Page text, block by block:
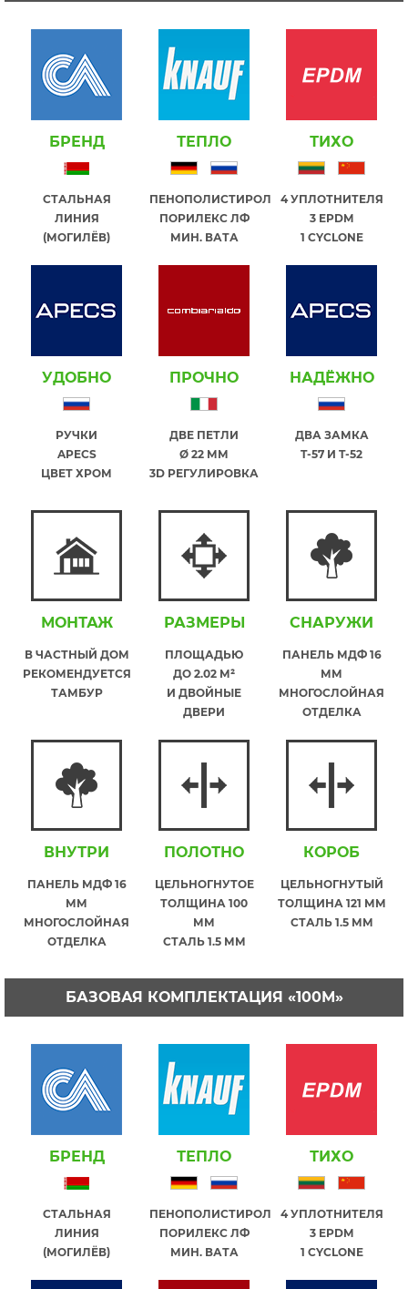
БРЕНД
СТАЛЬНАЯ
ЛИНИЯ
(МОГИЛЁВ)
ТЕПЛО
ПЕНОПОЛИСТИРОЛ
ПОРИЛЕКС ЛФ
МИН. ВАТА
ТИХО
4 УПЛОТНИТЕЛЯ
3 EPDM
1 СYCLONE
УДОБНО
РУЧКИ
APECS
ЦВЕТ ХРОМ
ПРОЧНО
ДВЕ ПЕТЛИ
Ø 22 ММ
3D РЕГУЛИРОВКА
НАДЁЖНО
ДВА ЗАМКА
T-57 И T-52
МОНТАЖ
В ЧАСТНЫЙ ДОМ
РЕКОМЕНДУЕТСЯ
ТАМБУР
РАЗМЕРЫ
ПЛОЩАДЬЮ
ДО 2.02 М²
И ДВОЙНЫЕ
ДВЕРИ
СНАРУЖИ
ПАНЕЛЬ МДФ 16
ММ
МНОГОСЛОЙНАЯ
ОТДЕЛКА
ВНУТРИ
ПАНЕЛЬ МДФ 16
ММ
МНОГОСЛОЙНАЯ
ОТДЕЛКА
ПОЛОТНО
ЦЕЛЬНОГНУТОЕ
ТОЛЩИНА 100
ММ
СТАЛЬ 1.5 ММ
КОРОБ
ЦЕЛЬНОГНУТЫЙ
ТОЛЩИНА 121 ММ
СТАЛЬ 1.5 ММ
БАЗОВАЯ КОМПЛЕКТАЦИЯ «100М»
БРЕНД
СТАЛЬНАЯ
ЛИНИЯ
(МОГИЛЁВ)
ТЕПЛО
ПЕНОПОЛИСТИРОЛ
ПОРИЛЕКС ЛФ
МИН. ВАТА
ТИХО
4 УПЛОТНИТЕЛЯ
3 EPDM
1 СYCLONE